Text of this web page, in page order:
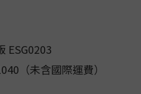
ESG0203
（未含國際運費）